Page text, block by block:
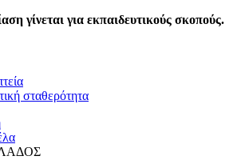
γίνεται για εκπαιδευτικούς σκοπούς.
σταθερότητα